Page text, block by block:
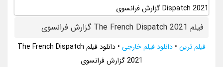
فیلم The French Dispatch 2021 گزارش فرانسوی
فیلم ترین • دانلود فیلم خارجی •
دانلود فیلم The French Dispatch
2021 گزارش فرانسوی